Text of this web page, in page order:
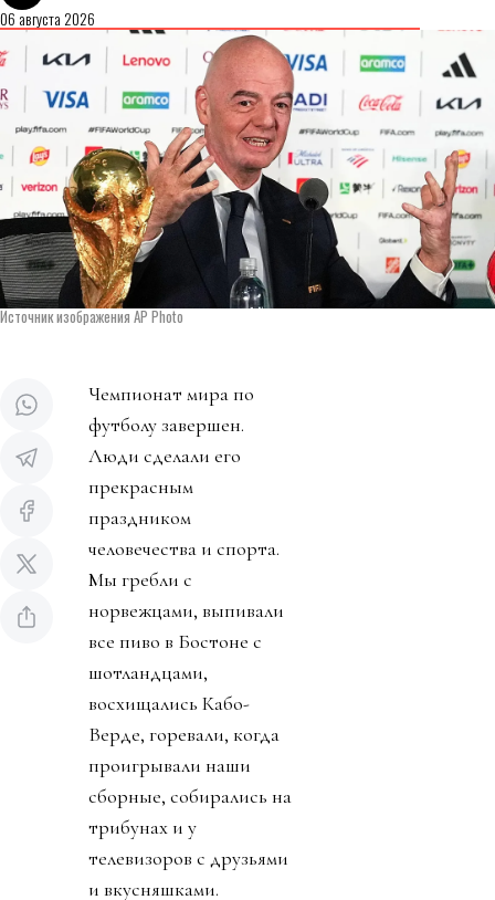
06 августа 2026
Источник изображения AP Photo
Чемпионат мира по
футболу завершен.
Люди сделали его
прекрасным
праздником
человечества и спорта.
Мы гребли с
норвежцами, выпивали
все пиво в Бостоне с
шотландцами,
восхищались Кабо-
Верде, горевали, когда
проигрывали наши
сборные, собирались на
трибунах и у
телевизоров с друзьями
и вкусняшками.